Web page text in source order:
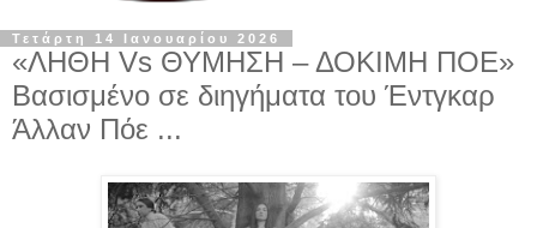
Τετάρτη 14 Ιανουαρίου 2026
«ΛΗΘΗ Vs ΘΥΜΗΣΗ – ΔΟΚΙΜΗ ΠΟΕ»
Βασισμένο σε διηγήματα του Έντγκαρ
Άλλαν Πόε ...